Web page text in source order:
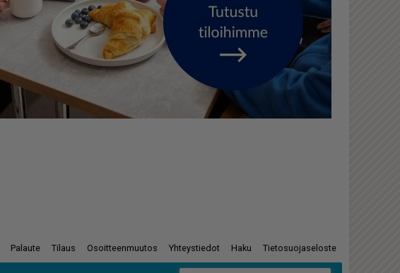
Palaute Tilaus Osoitteenmuutos Yhteystiedot Haku Tietosuojaseloste